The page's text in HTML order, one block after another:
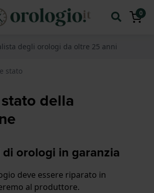
0
degli orologi da oltre 25 anni
stato
della
orologi in garanzia
deve essere riparato in
al produttore.